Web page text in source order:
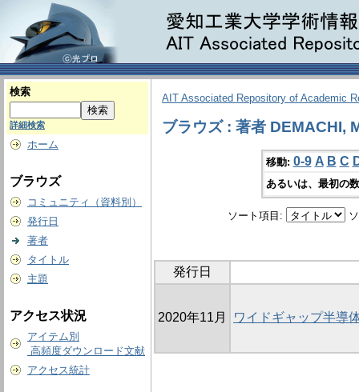
検索
詳細検索
ホーム
ブラウズ
コミュニティ（資料別）
発行日
著者
タイトル
主題
アクセス状況
アイテム別
高頻度ダウンロード文献
アクセス統計
AIT Associated Repository of Academic
ブラウズ : 著者 DEMACHI,
移動: 0-9 A B C
あるいは、最初の
ソート項目:
発行日
2020年11月 ワイドギャップ半導